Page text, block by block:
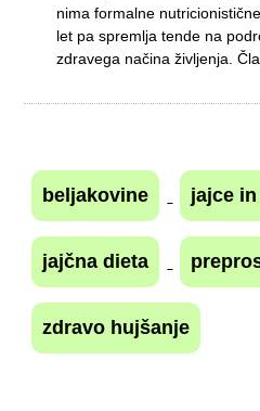
nima formalne
let pa spremlja tende na
zdravega načina življenja.
beljakovine jajce
jajčna dieta
zdravo hujšanje